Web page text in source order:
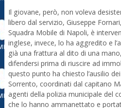
Il giovane, però, non voleva
libero dal servizio, Giuseppe
Squadra Mobile di Napoli, è
inglese, invece, lo ha aggredito e
già una frattura al dito di una
difendersi prima di riuscire ad
questo punto ha chiesto l’ausilio
Sorrento, coordinati dal capitano
agenti della polizia municipale del
che lo hanno ammanettato e